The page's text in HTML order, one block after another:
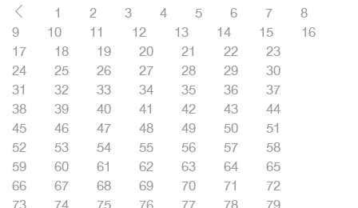
1 2 3 4 5 6 7
8
9
10 11 12 13 14 15
16
17
18 19 20 21 22
23
24
25 26 27 28 29
30
31
32 33 34 35 36
37
38
39 40 41 42 43
44
45
46 47 48 49 50
51
52
53 54 55 56 57
58
59
60 61 62 63 64
65
66
67 68 69 70 71
72